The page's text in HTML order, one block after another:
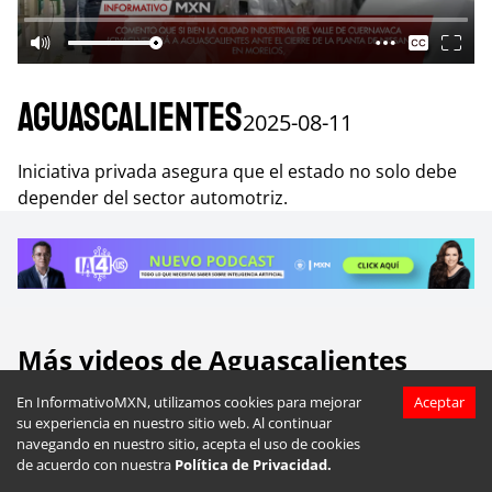
En InformativoMXN, utilizamos cookies para mejorar
su experiencia en nuestro sitio web. Al continuar
navegando en nuestro sitio, acepta el uso de cookies
de acuerdo con nuestra Política de Privacidad.
Aceptar
Aguascalientes2025-08-11
Iniciativa privada asegura que el estado no solo debe
depender del sector automotriz.
Más videos deAguascalientes